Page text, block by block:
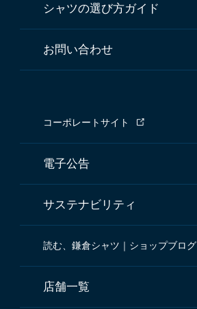
シャツの選び方ガイド
お問い合わせ
コーポレートサイト
電子公告
サステナビリティ
読む、鎌倉シャツ｜ショップブログ
店舗一覧